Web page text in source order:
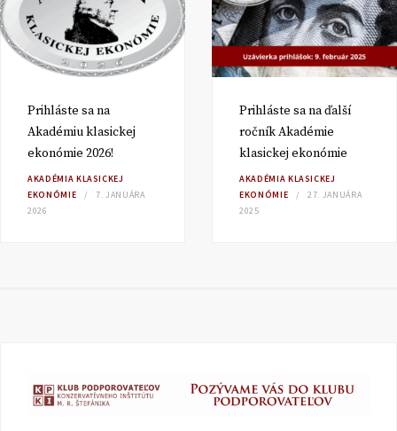
Prihláste sa na
Akadémiu klasickej
ekonómie 2026!
AKADÉMIA KLASICKEJ
EKONÓMIE
7. JANUÁRA
2026
Prihláste sa na ďalší
ročník Akadémie
klasickej ekonómie
AKADÉMIA KLASICKEJ
EKONÓMIE
27. JANUÁRA
2025